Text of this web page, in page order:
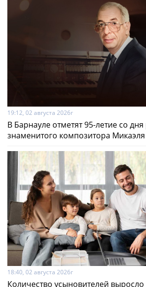
19:12, 02 августа 2026г
В Барнауле отметят 95-летие со
знаменитого композитора
18:40, 02 августа 2026г
Количество усыновителей выросло